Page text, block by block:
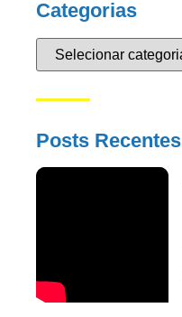
Categorias
Posts Recentes